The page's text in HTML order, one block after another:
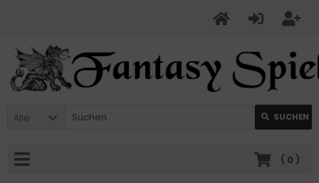
Alle SUCHEN
( 0 )